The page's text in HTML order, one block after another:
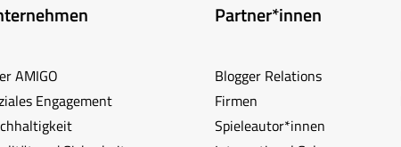
AMIGO
Engagement
Partner*innen
Blogger Relations
Firmen
Spieleautor*innen